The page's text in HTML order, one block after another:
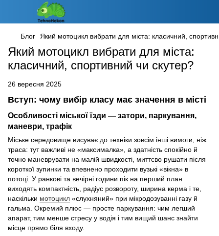
Блог Який мотоцикл вибрати для міста: класичний,
Який мотоцикл вибрати для міста:
класичний, спортивний чи скутер?
26 вересня 2025
Вступ: чому вибір класу має значення в місті
Особливості міської їзди — затори, паркування,
маневри, трафік
Міське середовище висуває до техніки зовсім інші вимоги, ніж
траса: тут важливі не «максималка», а здатність спокійно й
точно маневрувати на малій швидкості, миттєво рушати після
короткої зупинки та впевнено проходити вузькі «вікна» в
потоці. У ранкові та вечірні години пік на перший план
виходять компактність, радіус розвороту, ширина керма і те,
наскільки мотоцикл «слухняний» при мікродозуванні газу й
гальма. Окремий плюс — просте паркування: чим легший
апарат, тим менше стресу у водія і тим вищий шанс знайти
місце прямо біля входу.